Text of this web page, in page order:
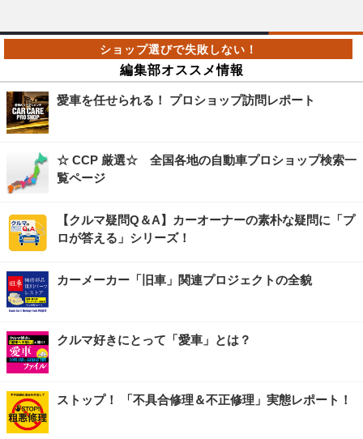
編集部オススメ情報
愛車を任せられる！ プロショップ訪問レポート
☆ CCP 厳選☆ 全国各地の自動車プロショップ検索一
覧ページ
【クルマ疑問Q＆A】カーオーナーの素朴な疑問に「プ
ロが答える」シリーズ！
カーメーカー「旧車」関連プロジェクトの全貌
クルマ好きにとって「愛車」とは？
ストップ！ 「不具合修理＆不正修理」実態レポート！